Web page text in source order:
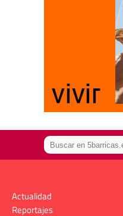
Actualidad
Reportajes